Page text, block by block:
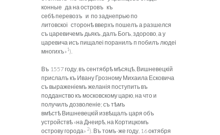
конные да на островъ къ
себѣ перевозъ и по заднепрью по
литовскоі сторонѣ вверхъ пошелъ а разшелся
съ царевичемъ дьякъ, далъ Богъ, здорово, а у
царевича исъ пищалеі поранилъ п побилъ людеі
многихъ»1).
Въ 1557 году, въ сентябрѣ мѣсяцѣ, Вишневецкій
прислалъ къ Ивану Грозному Михаила Есковича
съ выраженіемъ желанія поступить въ
подданство къ московскому царю, на что и
получилъ дозволеніе; съ тѣмъ
вмѣстѣ Вишневецкій извѣщалъ царя объ
устройствѣ «на Днеирѣ, на Кортицкомъ
острову города» 2). Въ томъ-же году, 16 октября